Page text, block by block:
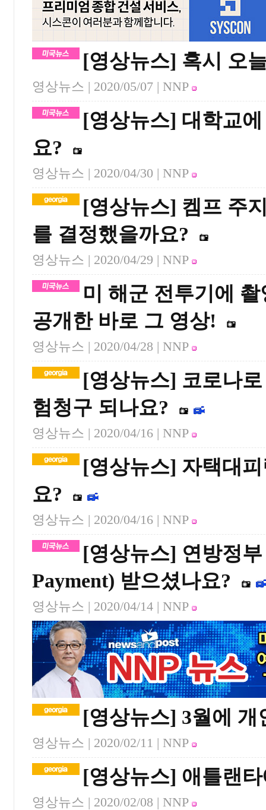
[영상뉴스] 혹시 오
영상뉴스 | 2020/05/07 | NNP
[영상뉴스] 대학교
요?
영상뉴스 | 2020/04/30 | NNP
[영상뉴스] 켐프 주
를 결정했을까요?
영상뉴스 | 2020/04/29 | NNP
미 해군 전투기에
공개한 바로 그 영상!
영상뉴스 | 2020/04/28 | NNP
[영상뉴스] 코로나
험청구 되나요?
영상뉴스 | 2020/04/16 | NNP
[영상뉴스] 자택대
요?
영상뉴스 | 2020/04/16 | NNP
[영상뉴스] 연방정
Payment) 받으셨나요?
영상뉴스 | 2020/04/14 | NNP
[영상뉴스] 3월에
영상뉴스 | 2020/02/11 | NNP
[영상뉴스] 애틀랜
영상뉴스 | 2020/02/08 | NNP